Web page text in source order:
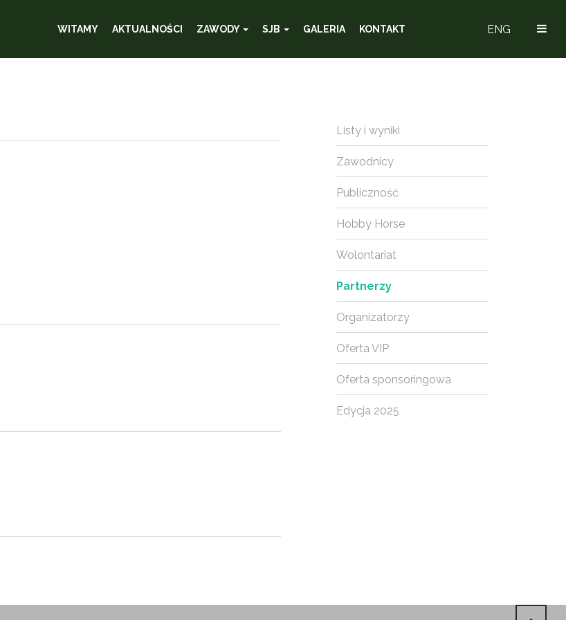
ENG
WITAMY AKTUALNOŚCI ZAWODY SJB GALERIA KONTAKT
Listy i wyniki
Zawodnicy
Publiczność
Hobby Horse
Wolontariat
Partnerzy
Organizatorzy
Oferta VIP
Oferta sponsoringowa
Edycja 2025